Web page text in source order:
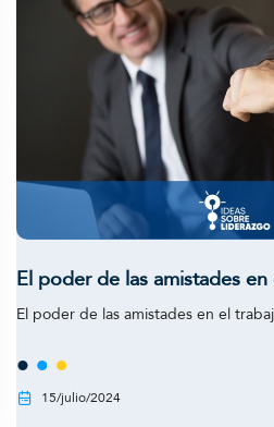
El poder de las amistades
El poder de las amistades en el
15/julio/2024